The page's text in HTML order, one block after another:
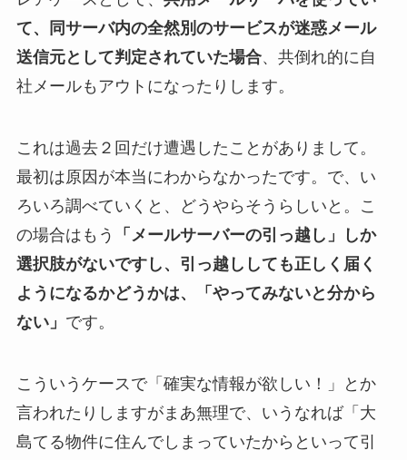
て、同サーバ内の全然別のサービスが迷惑メール
送信元として判定されていた場合、共倒れ的に自
社メールもアウトになったりします。
これは過去２回だけ遭遇したことがありまして。
最初は原因が本当にわからなかったです。で、い
ろいろ調べていくと、どうやらそうらしいと。こ
の場合はもう
「メールサーバーの引っ越し」しか
選択肢がないですし、引っ越ししても正しく届く
ようになるかどうかは、「やってみないと分から
ない」 です。
こういうケースで「確実な情報が欲しい！」とか
言われたりしますがまあ無理で、いうなれば「大
島てる物件に住んでしまっていたからといって引